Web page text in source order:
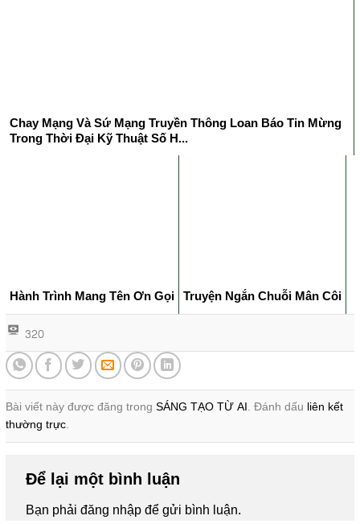
Chay Mạng Và Sứ Mạng Truyền Thông Loan Báo Tin Mừng
Trong Thời Đại Kỹ Thuật Số H...
Hành Trình Mang Tên Ơn Gọi Truyện Ngắn Chuỗi Mân Côi
320
Bài viết này được đăng trong SÁNG TẠO TỪ AI. Đánh dấu liên kết
thường trực.
Để lại một bình luận
Bạn phảiđăng nhậpđể gửi bình luận.